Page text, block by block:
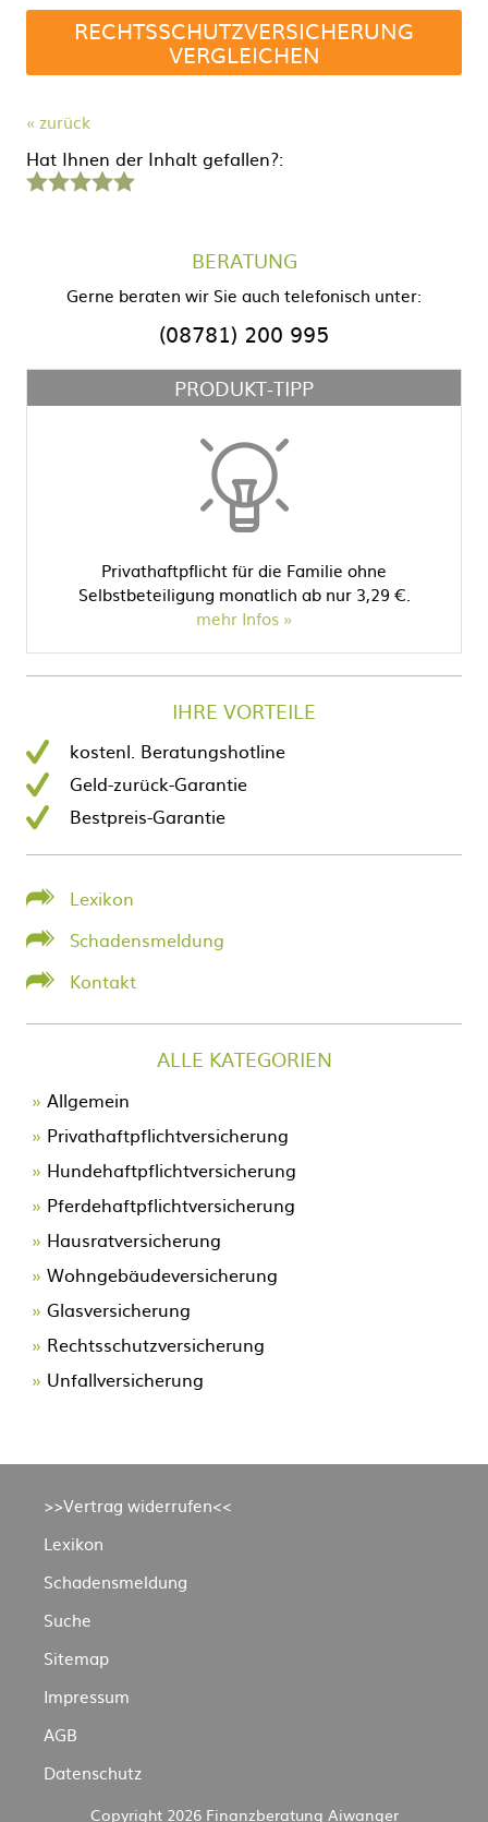
RECHTSSCHUTZVERSICHERUNG
VERGLEICHEN
« zurück
Hat Ihnen der Inhalt gefallen?:
Stern Sterne Sterne Sterne Sterne
BERATUNG
Gerne beraten wir Sie auch telefonisch unter:
(08781) 200 995
PRODUKT-TIPP
Privathaftpflicht für die Familie ohne
Selbstbeteiligung monatlich ab nur 3,29 €.
mehr Infos
IHRE VORTEILE
kostenl. Beratungshotline
Geld-zurück-Garantie
Bestpreis-Garantie
Lexikon
Schadensmeldung
Kontakt
ALLE KATEGORIEN
Allgemein
Privathaftpflichtversicherung
Hundehaftpflichtversicherung
Pferdehaftpflichtversicherung
Hausratversicherung
Wohngebäudeversicherung
Glasversicherung
Rechtsschutzversicherung
Unfallversicherung
>>Vertrag widerrufen<<
Lexikon
Schadensmeldung
Suche
Sitemap
Impressum
AGB
Datenschutz
Copyright 2026 Finanzberatung Aiwanger